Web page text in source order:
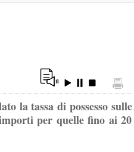
la tassa di possesso sulle
per quelle fino ai 20